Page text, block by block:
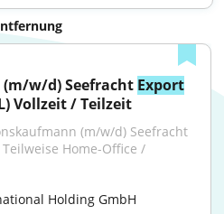
w/d) Seefracht Export
Vollzeit / Teilzeit
Home-Office /
Holding GmbH